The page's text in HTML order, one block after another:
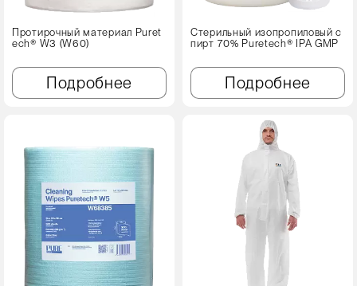
Протирочный материал Puret
ech® W3 (W60)
Подробнее
Стерильный изопропиловый с
пирт 70% Puretech® IPA GMP
Подробнее